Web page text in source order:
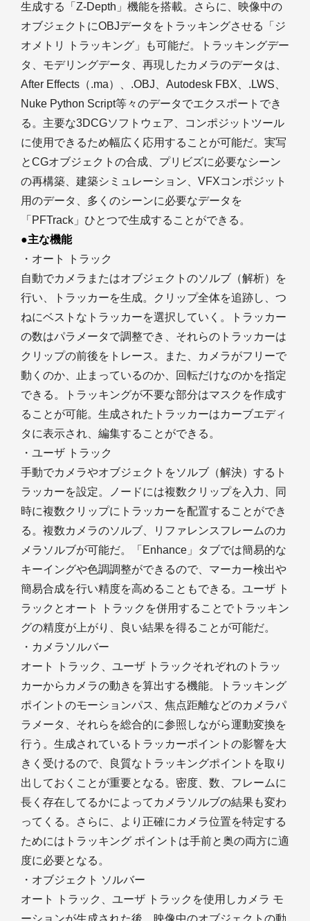
生成する「Z-Depth」機能を搭載。さらに、映像中の
オブジェクトにOBJデータをトラッキングさせる「ジ
オメトリ トラッキング」も可能だ。トラッキングデー
タ、モデリングデータ、再現したカメラのデータは、
After Effects（.ma）、.OBJ、Autodesk FBX、.LWS、
Nuke Python Script等々のデータでエクスポートでき
る。主要な3DCGソフトウェア、コンポジットツール
に使用できるため幅広く応用することが可能だ。実写
とCGオブジェクトの合成、プリビズに必要なシーン
の再構築、建築シミュレーション、VFXコンポジット
用のデータ、多くのシーンに必要なデータを
「PFTrack」ひとつで生成することができる。
●主な機能
・オート トラック
自動でカメラまたはオブジェクトのソルブ（解析）を
行い、トラッカーを生成。クリップ全体を追跡し、つ
ねにベストなトラッカーを選択していく。トラッカー
の数はパラメータで調整でき、それらのトラッカーは
クリップの前後をトレース。また、カメラがフリーで
動くのか、止まっているのか、回転だけなのかを指定
できる。トラッキングが不要な部分はマスクを作成す
ることが可能。生成されたトラッカーはカーブエディ
タに表示され、編集することができる。
・ユーザ トラック
手動でカメラやオブジェクトをソルブ（解決）するト
ラッカーを設定。ノードには複数クリップを入力、同
時に複数クリップにトラッカーを配置することができ
る。複数カメラのソルブ、リファレンスフレームのカ
メラソルブが可能だ。「Enhance」タブでは簡易的な
キーイングや色調調整ができるので、マーカー検出や
簡易合成を行い精度を高めることもできる。ユーザ ト
ラックとオート トラックを併用することでトラッキン
グの精度が上がり、良い結果を得ることが可能だ。
・カメラソルバー
オート トラック、ユーザ トラックそれぞれのトラッ
カーからカメラの動きを算出する機能。トラッキング
ポイントのモーションパス、焦点距離などのカメラパ
ラメータ、それらを総合的に参照しながら運動変換を
行う。生成されているトラッカーポイントの影響を大
きく受けるので、良質なトラッキングポイントを取り
出しておくことが重要となる。密度、数、フレームに
長く存在してるかによってカメラソルブの結果も変わ
ってくる。さらに、より正確にカメラ位置を特定する
ためにはトラッキング ポイントは手前と奥の両方に適
度に必要となる。
・オブジェクト ソルバー
オート トラック、ユーザ トラックを使用しカメラ モ
ーションが生成された後、映像中のオブジェクトの動